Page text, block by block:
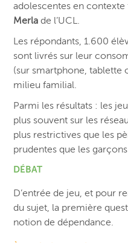
adolescentes en contexte
Merla de l’UCL.
Les répondants, 1.600
sont livrés sur leur
(sur smartphone, tablette
milieu familial.
Parmi les résultats : les
plus souvent sur les
plus restrictives que les
prudentes que les
DÉBAT
D’entrée de jeu, et pour
du sujet, la première
notion de dépendance.